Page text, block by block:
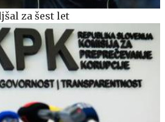
za šest let